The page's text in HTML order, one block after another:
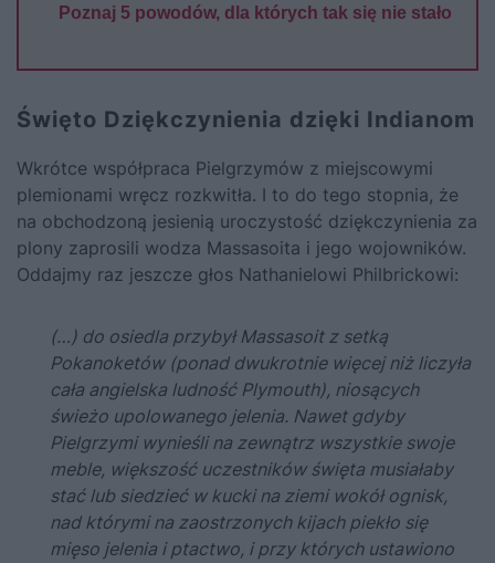
Poznaj 5 powodów, dla których tak się nie stało
Święto Dziękczynienia dzięki Indianom
Wkrótce współpraca Pielgrzymów z miejscowymi
plemionami wręcz rozkwitła. I to do tego stopnia, że
na obchodzoną jesienią uroczystość dziękczynienia za
plony zaprosili wodza Massasoita i jego wojowników.
Oddajmy raz jeszcze głos Nathanielowi Philbrickowi:
(…) do osiedla przybył Massasoit z setką
Pokanoketów (ponad dwukrotnie więcej niż liczyła
cała angielska ludność Plymouth), niosących
świeżo upolowanego jelenia. Nawet gdyby
Pielgrzymi wynieśli na zewnątrz wszystkie swoje
meble, większość uczestników święta musiałaby
stać lub siedzieć w kucki na ziemi wokół ognisk,
nad którymi na zaostrzonych kijach piekło się
mięso jelenia i ptactwo, i przy których ustawiono